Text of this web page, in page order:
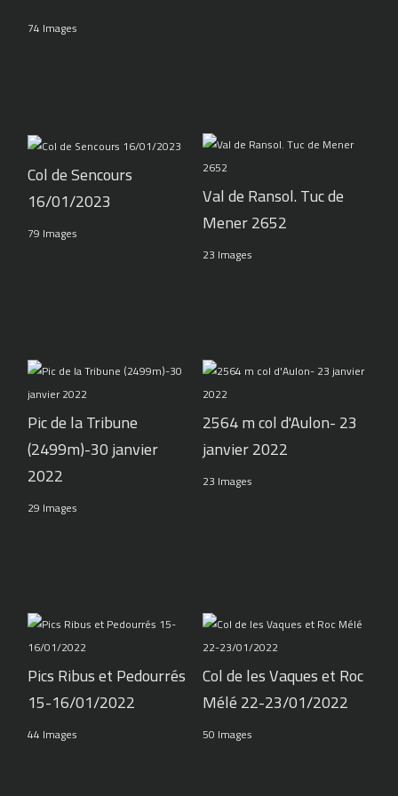
74 Images
Col de Sencours
16/01/2023
79 Images
Val de Ransol. Tuc de
Mener 2652
23 Images
Pic de la Tribune
(2499m)-30 janvier
2022
29 Images
2564 m col d'Aulon- 23
janvier 2022
23 Images
Pics Ribus et Pedourrés
15-16/01/2022
44 Images
Col de les Vaques et Roc
Mélé 22-23/01/2022
50 Images